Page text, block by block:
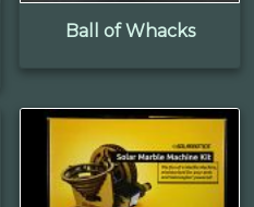
Ball of Whacks